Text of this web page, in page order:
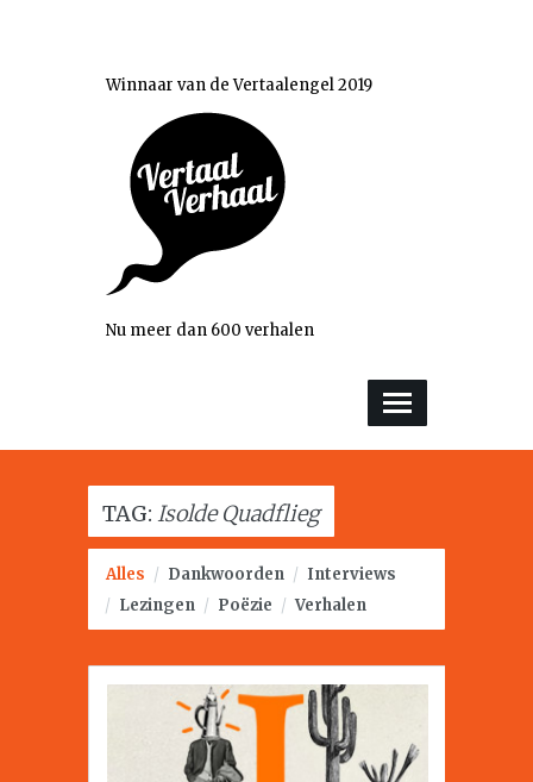
Winnaar van de Vertaalengel 2019
Nu meer dan 600 verhalen
TAG: Isolde Quadflieg
Alles / Dankwoorden / Interviews
/ Lezingen / Poëzie / Verhalen